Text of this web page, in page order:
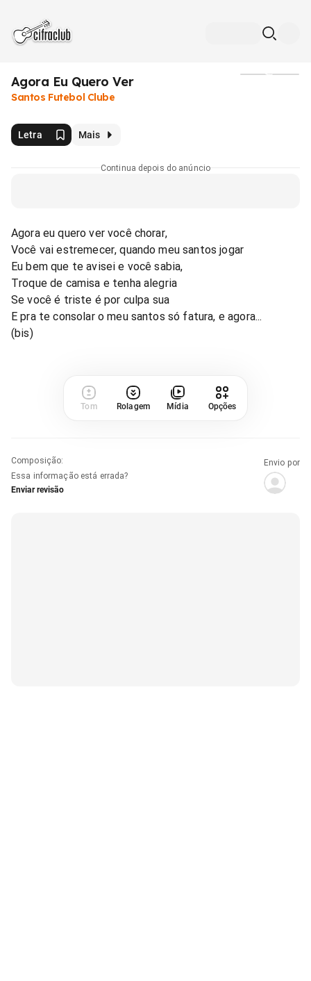
Agora Eu Quero Ver
Santos Futebol Clube
Letra Mais
Continua depois do anúncio
Agora eu quero ver você chorar,
Você vai estremecer, quando meu santos jogar
Eu bem que te avisei e você sabia,
Troque de camisa e tenha alegria
Se você é triste é por culpa sua
E pra te consolar o meu santos só fatura, e agora...
(bis)
Tom Rolagem Mídia Opções
Composição:
Essa informação está errada?
Enviar revisão
Envio por